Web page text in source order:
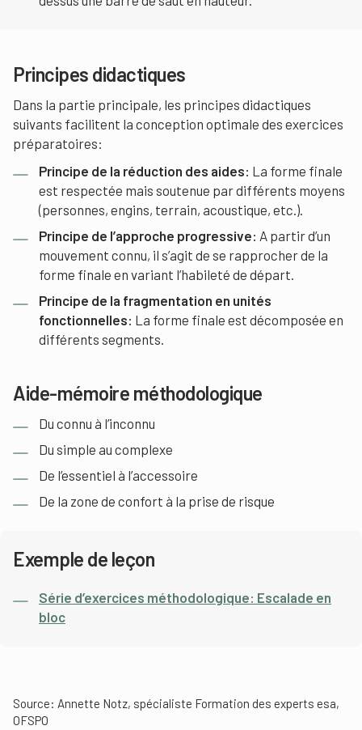
Principes didactiques
Dans la partie principale, les principes didactiques
suivants facilitent la conception optimale des exercices
préparatoires:
Principe de la réduction des aides: La forme finale
est respectée mais soutenue par différents moyens
(personnes, engins, terrain, acoustique, etc.).
Principe de l’approche progressive: A partir d’un
mouvement connu, il s’agit de se rapprocher de la
forme finale en variant l’habileté de départ.
Principe de la fragmentation en unités
fonctionnelles: La forme finale est décomposée en
différents segments.
Aide-mémoire méthodologique
Du connu à l’inconnu
Du simple au complexe
De l’essentiel à l’accessoire
De la zone de confort à la prise de risque
Exemple de leçon
Série d’exercices méthodologique: Escalade en
bloc
Source: Annette Notz, spécialiste Formation des experts esa,
OFSPO